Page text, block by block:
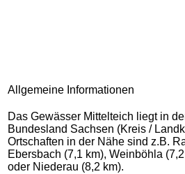
Allgemeine Informationen
Das Gewässer Mittelteich liegt in
Bundesland Sachsen (Kreis /
Ortschaften in der Nähe sind z.B.
Ebersbach (7,1 km), Weinböhla
oder Niederau (8,2 km).